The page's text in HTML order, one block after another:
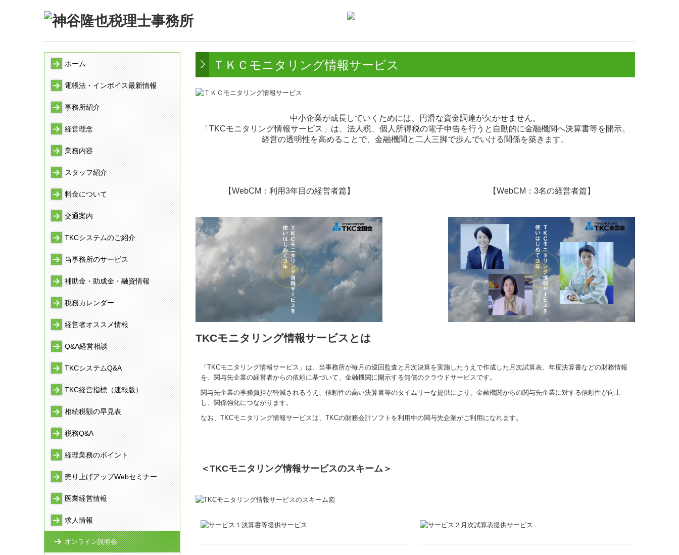
ホーム
電帳法・インボイス最新情報
事務所紹介
経営理念
業務内容
スタッフ紹介
料金について
交通案内
TKCシステムのご紹介
当事務所のサービス
補助金・助成金・融資情報
税務カレンダー
経営者オススメ情報
Q&A経営相談
TKCシステムQ&A
TKC経営指標（速報版）
相続税額の早見表
税務Q&A
経理業務のポイント
売り上げアップWebセミナー
医業経営情報
求人情報
オンライン説明会
ＴＫＣモニタリング情報サービス
中小企業が成長していくためには、円滑な資金調達が欠かせません。
「TKCモニタリング情報サービス」は、 法人税、個人所得税の電子申告を行うと自動的に金融機関へ決算書等を開示。
経営の透明性を高めることで、金融機関と二人三脚で歩んでいける関係を築きます。
【WebCM：利用3年目の経営者篇】 【WebCM：3名の経営者篇】
TKCモニタリング情報サービスとは
「TKCモニタリング情報サービス」は、当事務所が毎月の巡回監査と月次決算を実施したうえで作成した月次試算表、年度決算書などの財務情報
を、関与先企業の経営者からの依頼に基づいて、金融機関に開示する無償のクラウドサービスです。
関与先企業の事務負担が軽減されるうえ、信頼性の高い決算書等のタイムリーな提供により、金融機関からの関与先企業に対する信頼性が向上
し、関係強化につながります。
なお、TKCモニタリング情報サービスは、TKCの財務会計ソフトを利用中の関与先企業がご利用になれます。
＜TKCモニタリング情報サービスのスキーム＞